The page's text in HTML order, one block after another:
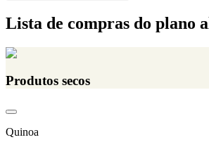
Lista de compras do plano
Produtos secos
Quinoa